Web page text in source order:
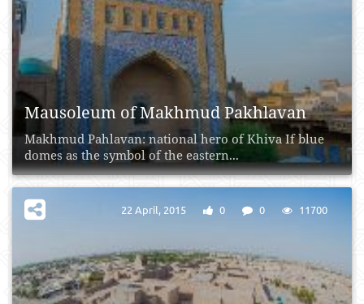
Mausoleum of Makhmud Pakhlavan
Makhmud Pahlavan: national hero of Khiva If blue
domes as the symbol of the eastern...
22 April, 2015 0 0 11700